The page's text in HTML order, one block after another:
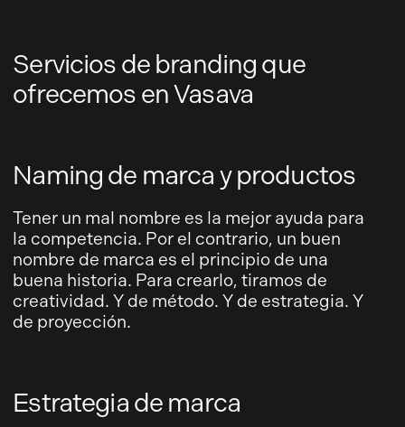
Servicios de branding que
ofrecemos en Vasava
Naming de marca y productos
Tener un mal nombre es la mejor ayuda para
la competencia. Por el contrario, un buen
nombre de marca es el principio de una
buena historia. Para crearlo, tiramos de
creatividad. Y de método. Y de estrategia. Y
de proyección.
Estrategia de marca